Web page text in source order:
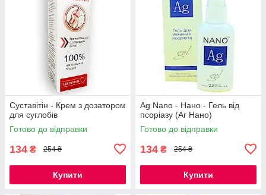
Суставітін - Крем з дозатором
для суглобів
Готово до відправки
134 ₴ 254 ₴
Купити
Ag Nano - Нано - Гель від
псоріазу (Аг Нано)
Готово до відправки
134 ₴ 254 ₴
Купити